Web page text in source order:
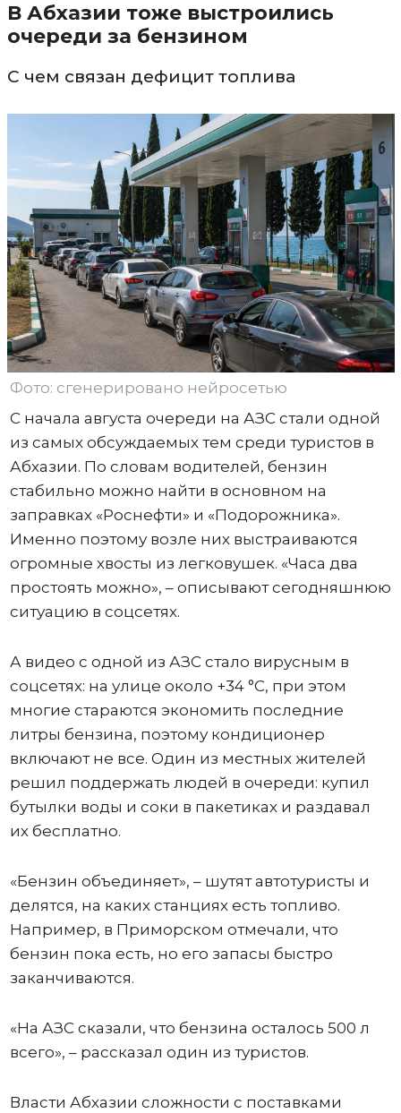
В Абхазии тоже выстроились
очереди за бензином
С чем связан дефицит топлива
Фото: сгенерировано нейросетью
С начала августа очереди на АЗС стали одной
из самых обсуждаемых тем среди туристов в
Абхазии. По словам водителей, бензин
стабильно можно найти в основном на
заправках «Роснефти» и «Подорожника».
Именно поэтому возле них выстраиваются
огромные хвосты из легковушек. «Часа два
простоять можно», – описывают сегодняшнюю
ситуацию в соцсетях.
А видео с одной из АЗС стало вирусным в
соцсетях: на улице около +34 °C, при этом
многие стараются экономить последние
литры бензина, поэтому кондиционер
включают не все. Один из местных жителей
решил поддержать людей в очереди: купил
бутылки воды и соки в пакетиках и раздавал
их бесплатно.
«Бензин объединяет», – шутят автотуристы и
делятся, на каких станциях есть топливо.
Например, в Приморском отмечали, что
бензин пока есть, но его запасы быстро
заканчиваются.
«На АЗС сказали, что бензина осталось 500 л
всего», – рассказал один из туристов.
Власти Абхазии сложности с поставками